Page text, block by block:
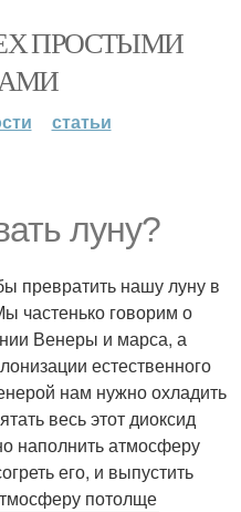
ПРОСТЫМИ
статьи
луну?
превратить нашу луну в
частенько говорим о
Венеры и марса, а
естественного
нам нужно охладить
весь этот диоксид
наполнить атмосферу
его, и выпустить
потолще